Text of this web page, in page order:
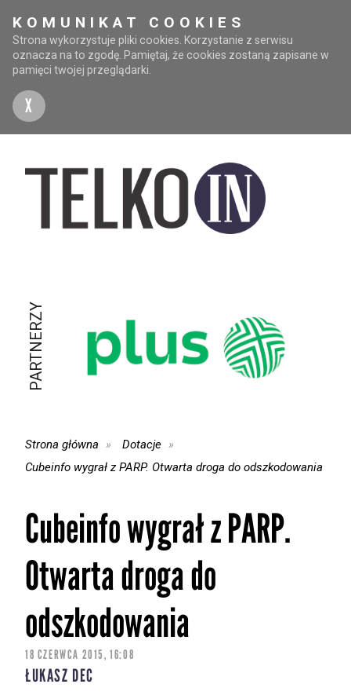
KOMUNIKAT COOKIES
Strona wykorzystuje pliki cookies. Korzystanie z serwisu
oznacza na to zgodę. Pamiętaj, że cookies zostaną zapisane w
pamięci twojej przeglądarki.
X
PARTNERZY
Strona główna
Dotacje
Cubeinfo wygrał z PARP. Otwarta droga do odszkodowania
Cubeinfo wygrał z PARP.
Otwarta droga do
odszkodowania
18 CZERWCA 2015, 16:08
ŁUKASZ DEC